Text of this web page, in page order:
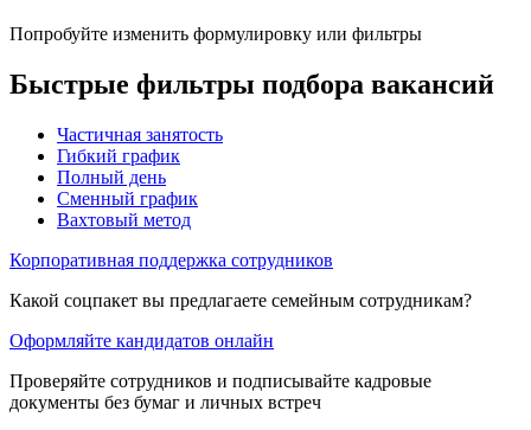
Попробуйте изменить формулировку или фильтры
Быстрые фильтры подбора вакансий
Частичная занятость
Гибкий график
Полный день
Сменный график
Вахтовый метод
Корпоративная поддержка сотрудников
Какой соцпакет вы предлагаете семейным сотрудникам?
Оформляйте кандидатов онлайн
Проверяйте сотрудников и подписывайте кадровые
документы без бумаг и личных встреч